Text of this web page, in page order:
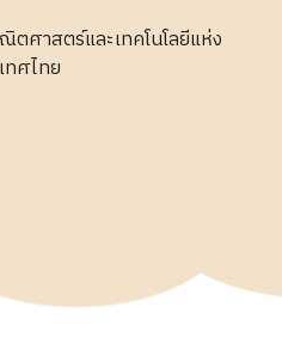
ศาสตร์และเทคโนโลยีแห่ง
ทศไทย